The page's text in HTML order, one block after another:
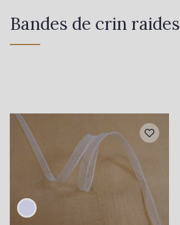
Bandes de crin raides